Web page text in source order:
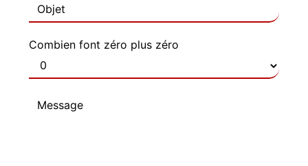
Combien font zéro plus zéro